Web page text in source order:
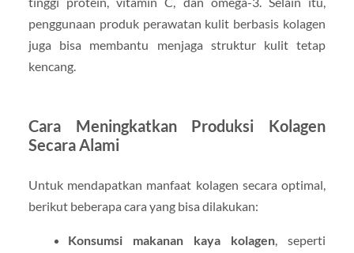
penggunaan produk perawatan kulit berbasis kolagen
juga bisa membantu menjaga struktur kulit tetap
kencang.
Cara Meningkatkan Produksi Kolagen
Secara Alami
Untuk mendapatkan manfaat kolagen secara optimal,
berikut beberapa cara yang bisa dilakukan:
Konsumsi makanan kaya kolagen, seperti